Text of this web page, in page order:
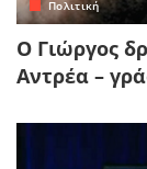
Πολιτική
Ο Γιώργος
Αντρέα –